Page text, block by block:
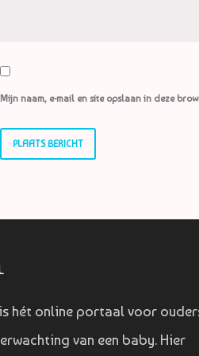
Mijn naam, e-mail en site opslaan in deze
hét online portaal voor
van een baby. Hier